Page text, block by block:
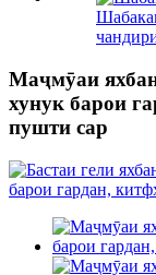
Маҷмӯаи
хунук барои
пушти сар